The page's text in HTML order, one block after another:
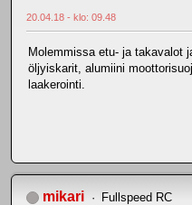
20.04.18 - klo: 09.48
Molemmissa etu- ja takavalot
öljyiskarit, alumiini
laakerointi.
mikari Fullspeed RC